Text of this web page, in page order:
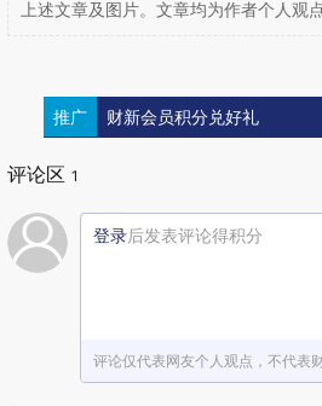
上述文章及图片。文章均为作者个人观
推广 财新会员积分兑好礼
评论区 1
登录后发表评论得积分
评论仅代表网友个人观点，不代表